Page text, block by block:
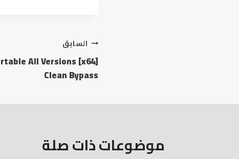
السابق
All Versions [x64]
Clean Bypass
موضوعات ذات صلة